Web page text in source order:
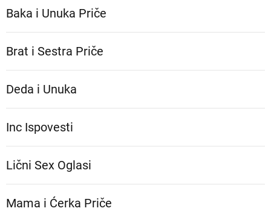
Baka i Unuka Pričе
Brat i Sestra Priče
Deda i Unuka
Inc Ispovesti
Lični Sex Oglasi
Mama i Ćerka Priče